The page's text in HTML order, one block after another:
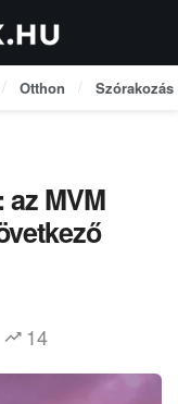
Otthon Szórakozás
MVM
14